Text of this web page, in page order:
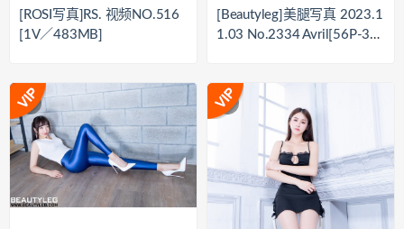
[ROSI写真]RS. 视频NO.516
[1V／483MB]
[Beautyleg]美腿写真 2023.1
1.03 No.2334 Avril[56P-31